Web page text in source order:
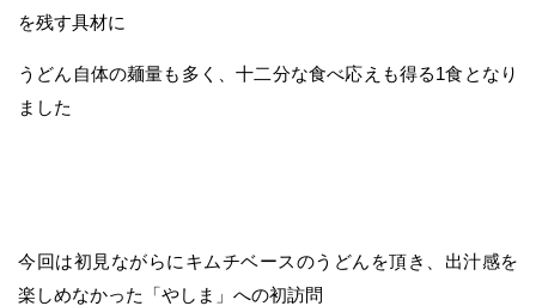
を残す具材に
うどん自体の麺量も多く、十二分な食べ応えも得る1食となり
ました
今回は初見ながらにキムチベースのうどんを頂き、出汁感を
楽しめなかった「やしま」への初訪問